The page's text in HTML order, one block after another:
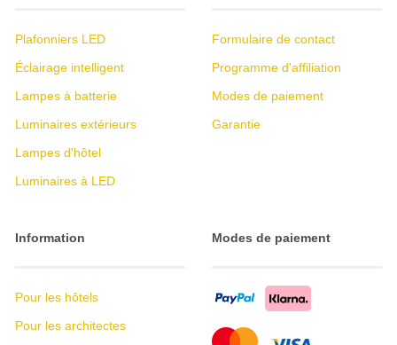
Plafonniers LED
Éclairage intelligent
Lampes à batterie
Luminaires extérieurs
Lampes d'hôtel
Luminaires à LED
Formulaire de contact
Programme d'affiliation
Modes de paiement
Garantie
Information
Pour les hôtels
Pour les architectes
Modes de paiement